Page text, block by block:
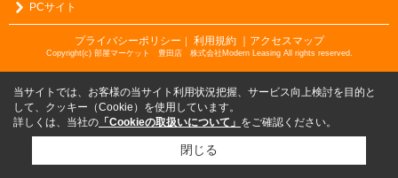
PCサイト
プライバシーポリシー 利用規約 ｜アクセスマップ
Copyright(c) 部屋マーケット 豊田店 株式会社Modern Leasing All rights reserved.
当サイトでは、お客様の当サイト利用状況把握、サービス向上検討を目的と
して、クッキー（Cookie）を使用しています。
詳しくは、当社の 「Cookieの取扱いについて」 をご確認ください。
閉じる